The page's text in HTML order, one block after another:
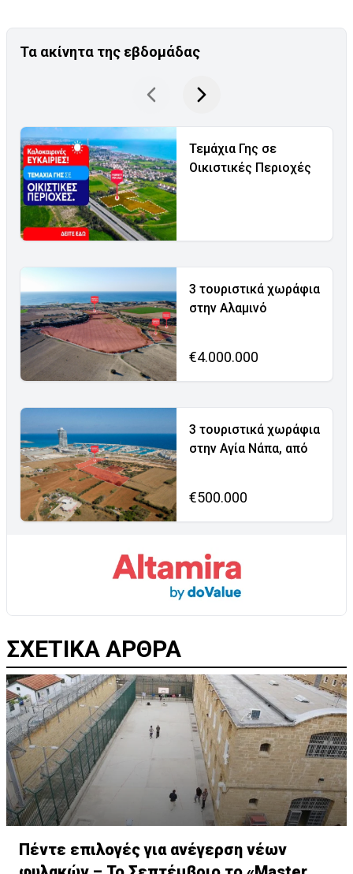
Τα ακίνητα της εβδομάδας
Τεμάχια Γης σε
Οικιστικές Περιοχές
3 τουριστικά χωράφια
στην Αλαμινό
€4.000.000
3 τουριστικά χωράφια
στην Αγία Νάπα, από
€500.000
ΣΧΕΤΙΚΑ ΑΡΘΡΑ
Πέντε επιλογές για ανέγερση νέων